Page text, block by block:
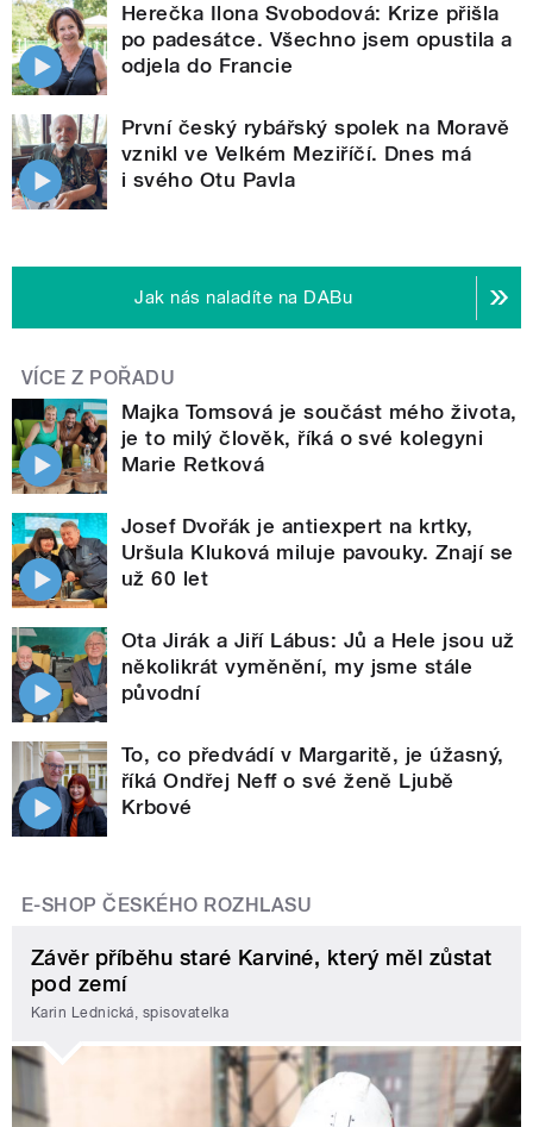
Herečka Ilona Svobodová: Krize přišla
po padesátce. Všechno jsem opustila a
odjela do Francie
První český rybářský spolek na Moravě
vznikl ve Velkém Meziříčí. Dnes má
i svého Otu Pavla
Jak nás naladíte na DABu
VÍCE Z POŘADU
Majka Tomsová je součást mého života,
je to milý člověk, říká o své kolegyni
Marie Retková
Josef Dvořák je antiexpert na krtky,
Uršula Kluková miluje pavouky. Znají se
už 60 let
Ota Jirák a Jiří Lábus: Jů a Hele jsou už
několikrát vyměnění, my jsme stále
původní
To, co předvádí v Margaritě, je úžasný,
říká Ondřej Neff o své ženě Ljubě
Krbové
E-SHOP ČESKÉHO ROZHLASU
Závěr příběhu staré Karviné, který měl zůstat
pod zemí
Karin Lednická, spisovatelka